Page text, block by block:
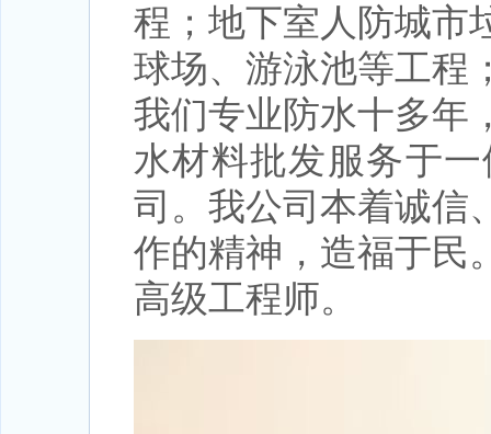
程；地下室人防城市
球场、游泳池等工程
我们专业防水十多年
水材料批发服务于
司。我公司本着诚信
作的精神，造福于民
高级工程师。